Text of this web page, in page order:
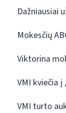
Dažniausiai
Mokesčių
Viktorina
VMI kviečia į
VMI turto